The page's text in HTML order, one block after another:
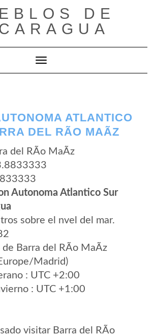
DE
Cambiar modo de navegación
ATLANTICO
DEL RÃ­O MAÃ­Z
del RÃ­o MaÃ­z
Autonoma Atlantico Sur
sobre el nvel del mar.
de Barra del RÃ­o MaÃ­z
Madrid)
: UTC +2:00
: UTC +1:00
visitar Barra del RÃ­o